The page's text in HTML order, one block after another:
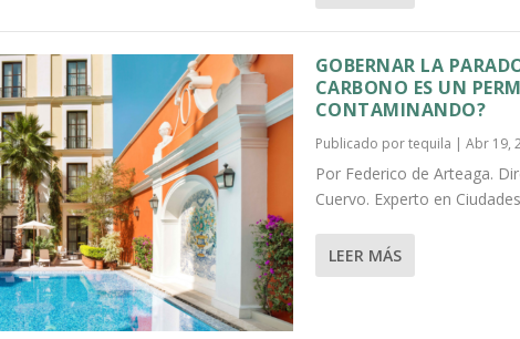
GOBERNAR LA
CARBONO ES UN
CONTAMINANDO?
Publicado portequila | Abr 19,
Por Federico de Arteaga.
Cuervo. Experto en
LEER MÁS